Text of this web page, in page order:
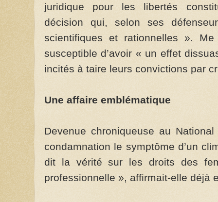
juridique pour les libertés
décision qui, selon ses
scientifiques et rationnelles ».
susceptible d’avoir « un effet
incités à taire leurs convictions par
Une affaire emblématique
Devenue chroniqueuse au
condamnation le symptôme d’un
dit la vérité sur les droits des
professionnelle », affirmait-elle déjà